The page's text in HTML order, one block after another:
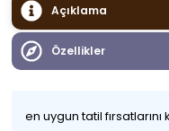
Açıklama
Özellikler
en uygun tatil fırsatlarını